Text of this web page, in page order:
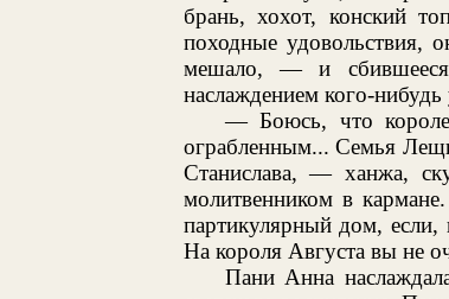
брань, хохот, конский
походные удовольствия,
мешало, — и
наслаждением кого-
— Боюсь, что
ограбленным... Семья
Станислава, — ханжа,
молитвенником в
партикулярный дом,
На короля Августа вы не
Пани Анна